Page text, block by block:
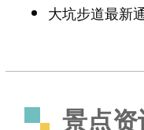
大坑步道最新
景点